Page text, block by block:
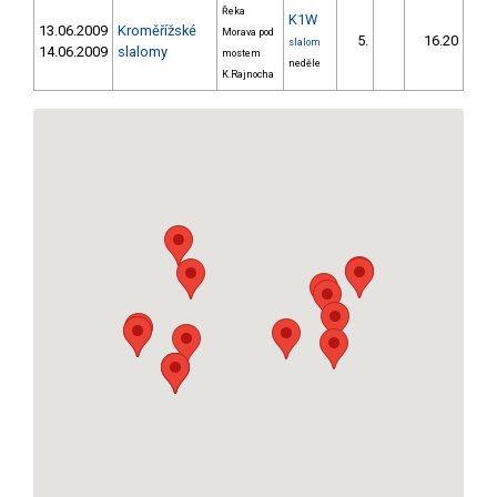
13.06.2009
14.06.2009
Kroměřížské
slalomy
Řeka
Morava pod
mostem
K.Rajnocha
K1W
slalom
neděle
5. 16.20